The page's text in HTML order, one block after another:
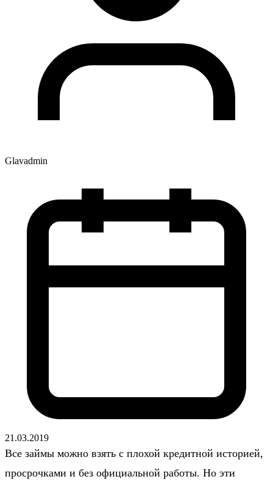
Glavadmin
21.03.2019
Все займы можно взять с плохой кредитной историей,
просрочками и без официальной работы. Но эти